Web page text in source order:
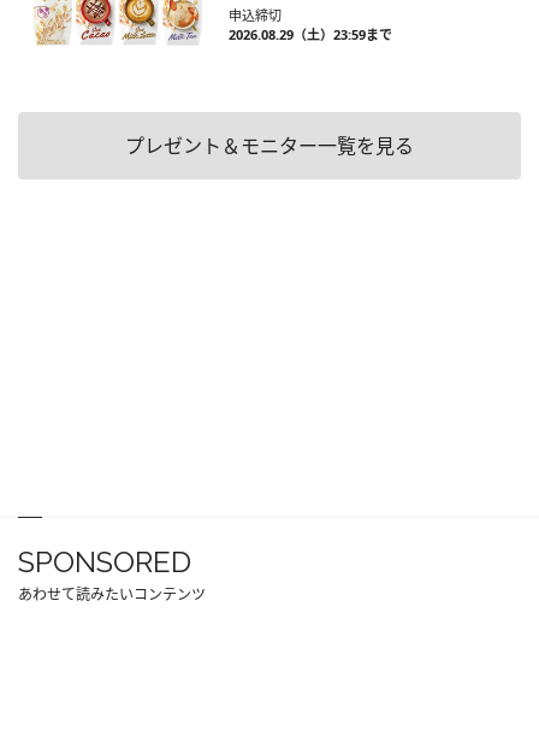
申込締切
2026.08.29（土）23:59まで
プレゼント＆モニター一覧を見る
SPONSORED
あわせて読みたいコンテンツ